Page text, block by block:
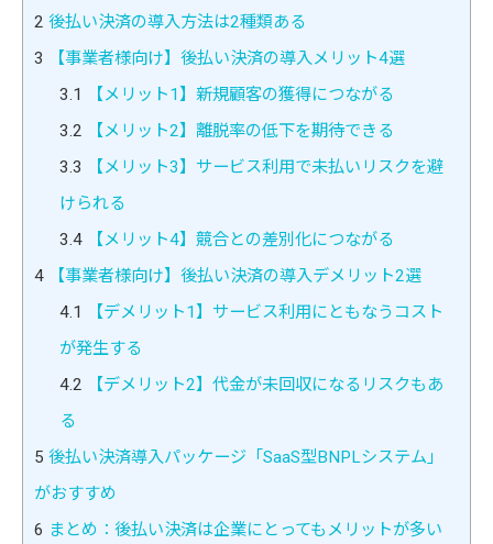
2 後払い決済の導入方法は2種類ある
3
【事業者様向け】後払い決済の導入メリット4選
3.1
【メリット1】新規顧客の獲得につながる
3.2 【メリット2】離脱率の低下を期待できる
3.3 【メリット3】サービス利用で未払いリスクを避
けられる
3.4【メリット4】競合との差別化につながる
4 【事業者様向け】後払い決済の導入デメリット2選
4.1
【デメリット1】サービス利用にともなうコスト
が発生する
4.2 【デメリット2】代金が未回収になるリスクもあ
る
5 後払い決済導入パッケージ「SaaS型BNPLシステム」
がおすすめ
6 まとめ：後払い決済は企業にとってもメリットが多い